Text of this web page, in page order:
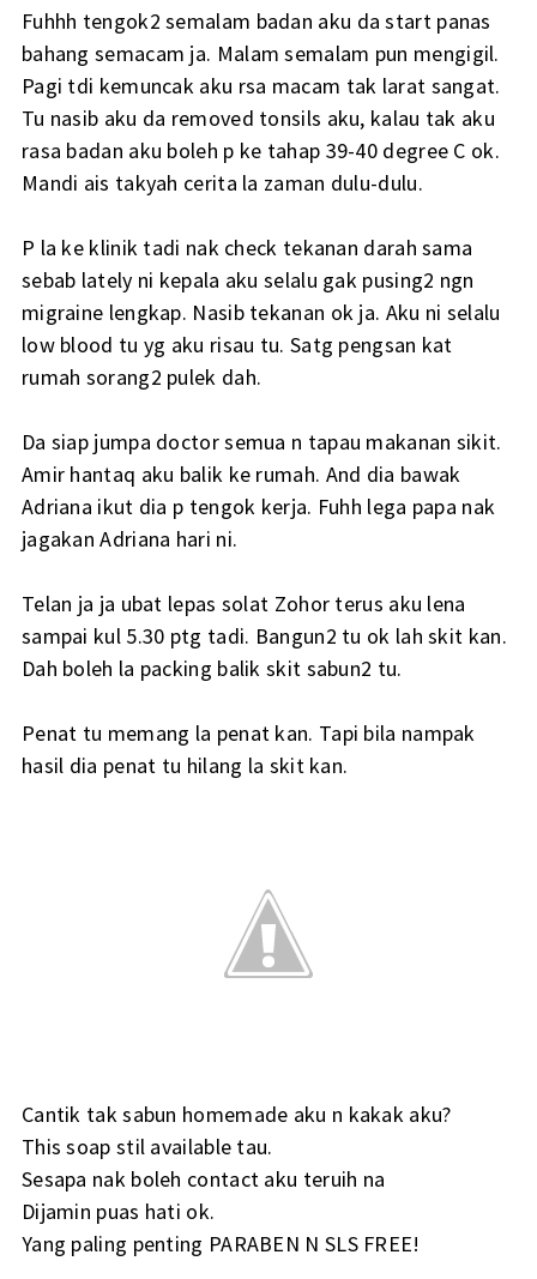
Fuhhh tengok2 semalam badan aku da start panas
bahang semacam ja. Malam semalam pun mengigil.
Pagi tdi kemuncak aku rsa macam tak larat sangat.
Tu nasib aku da removed tonsils aku, kalau tak aku
rasa badan aku boleh p ke tahap 39-40 degree C ok.
Mandi ais takyah cerita la zaman dulu-dulu.
P la ke klinik tadi nak check tekanan darah sama
sebab lately ni kepala aku selalu gak pusing2 ngn
migraine lengkap. Nasib tekanan ok ja. Aku ni selalu
low blood tu yg aku risau tu. Satg pengsan kat
rumah sorang2 pulek dah.
Da siap jumpa doctor semua n tapau makanan sikit.
Amir hantaq aku balik ke rumah. And dia bawak
Adriana ikut dia p tengok kerja. Fuhh lega papa nak
jagakan Adriana hari ni.
Telan ja ja ubat lepas solat Zohor terus aku lena
sampai kul 5.30 ptg tadi. Bangun2 tu ok lah skit kan.
Dah boleh la packing balik skit sabun2 tu.
Penat tu memang la penat kan. Tapi bila nampak
hasil dia penat tu hilang la skit kan.
Cantik tak sabun homemade aku n kakak aku?
This soap stil available tau.
Sesapa nak boleh contact aku teruih na
Dijamin puas hati ok.
Yang paling penting PARABEN N SLS FREE!